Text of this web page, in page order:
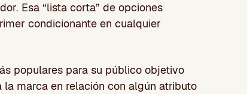
Esa “lista corta” de opciones
condicionante en cualquier
populares para su público objetivo
marca en relación con algún atributo